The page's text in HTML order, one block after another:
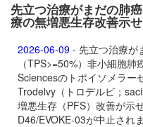
先立つ治療がまだの肺
療の無増悪生存改善示
2026-06-09 - 先立つ治療が
（TPS>=50%）非小細胞
Sciencesのトポイソメラー
Trodelvy（トロデルビ；
増悪生存（PFS）改善が示
D46/EVOKE-03が中止され